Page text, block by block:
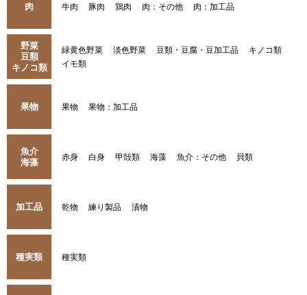
肉 牛肉 豚肉 鶏肉 肉：その他 肉：加工品
野菜
豆類
キノコ類
緑黄色野菜 淡色野菜 豆類・豆腐・豆加工品
キノコ類
イモ類
果物 果物 果物：加工品
魚介
海藻
赤身 白身 甲殻類 海藻 魚介：その他 貝類
加工品 乾物 練り製品 漬物
種実類 種実類